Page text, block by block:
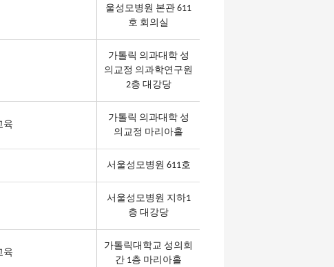
울성모병원 본관 611
호 회의실
가톨릭 의과대학 성
의교정 의과학연구원
2층 대강당
육
가톨릭 의과대학 성
의교정 마리아홀
서울성모병원 611호
서울성모병원 지하1
층 대강당
육
가톨릭대학교 성의회
간 1층 마리아홀